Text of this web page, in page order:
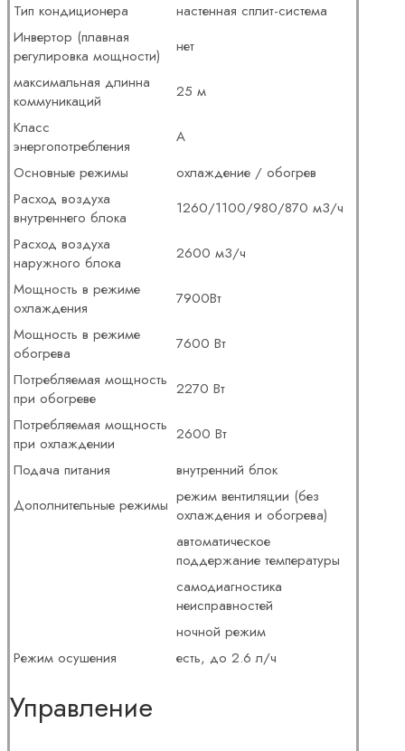
Тип кондиционера
настенная сплит-система
Инвертор (плавная
регулировка мощности)
нет
максимальная длинна
коммуникаций
25 м
Класс
энергопотребления
A
Основные режимы
охлаждение / обогрев
Расход воздуха
внутреннего блока
1260/1100/980/870 м3/ч
Расход воздуха
наружного блока
2600 м3/ч
Мощность в режиме
охлаждения
7900Вт
Мощность в режиме
обогрева
7600 Вт
Потребляемая мощность
при обогреве
2270 Вт
Потребляемая мощность
при охлаждении
2600 Вт
Подача питания
внутренний блок
Дополнительные режимы режим вентиляции (без
охлаждения и обогрева)
автоматическое
поддержание температуры
самодиагностика
неисправностей
ночной режим
Режим осушения
есть, до 2.6 л/ч
Управление